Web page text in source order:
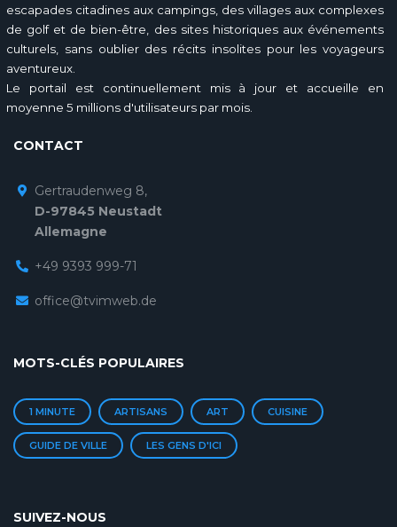
escapades citadines aux campings, des villages aux complexes
de golf et de bien-être, des sites historiques aux événements
culturels, sans oublier des récits insolites pour les voyageurs
aventureux.
Le portail est continuellement mis à jour et accueille en
moyenne 5 millions d'utilisateurs par mois.
CONTACT
Gertraudenweg 8,
D-97845 Neustadt
Allemagne
+49 9393 999-71
office@tvimweb.de
MOTS-CLÉS POPULAIRES
1 MINUTE ARTISANS ART CUISINE
GUIDE DE VILLE LES GENS D'ICI
SUIVEZ-NOUS